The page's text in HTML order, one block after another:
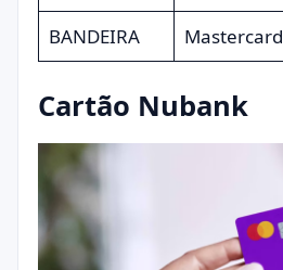
BANDEIRA
Mastercard
Cartão Nubank